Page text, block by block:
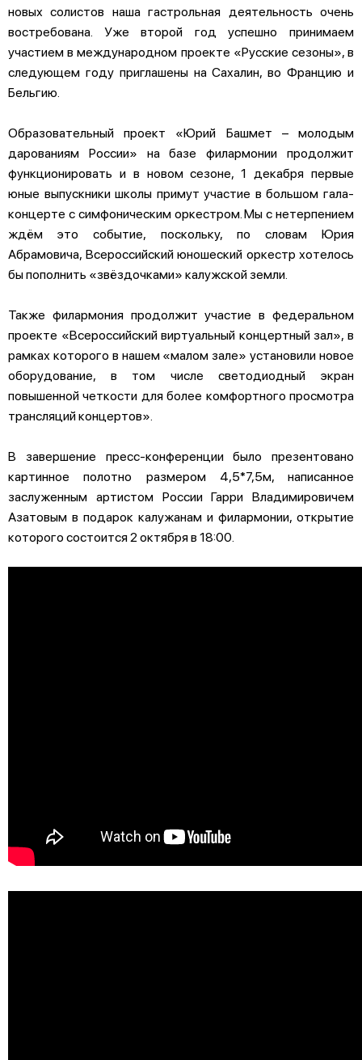
новых солистов наша гастрольная деятельность очень
востребована. Уже второй год успешно принимаем
участием в международном проекте «Русские сезоны», в
следующем году приглашены на Сахалин, во Францию и
Бельгию.
Образовательный проект «Юрий Башмет – молодым
дарованиям России» на базе филармонии продолжит
функционировать и в новом сезоне, 1 декабря первые
юные выпускники школы примут участие в большом гала-
концерте с симфоническим оркестром. Мы с нетерпением
ждём это событие, поскольку, по словам Юрия
Абрамовича, Всероссийский юношеский оркестр хотелось
бы пополнить «звёздочками» калужской земли.
Также филармония продолжит участие в федеральном
проекте «Всероссийский виртуальный концертный зал», в
рамках которого в нашем «малом зале» установили новое
оборудование, в том числе светодиодный экран
повышенной четкости для более комфортного просмотра
трансляций концертов».
В завершение пресс-конференции было презентовано
картинное полотно размером 4,5*7,5м, написанное
заслуженным артистом России Гарри Владимировичем
Азатовым в подарок калужанам и филармонии, открытие
которого состоится 2 октября в 18:00.